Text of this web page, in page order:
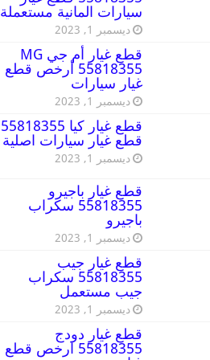
سيارات المانية مستعملة
ديسمبر 1, 2023
قطع غيار أم جي MG
55818355 أرخص قطع
غيار سيارات
ديسمبر 1, 2023
قطع غيار كيا 55818355
قطع غيار سيارات اصلية
ديسمبر 1, 2023
قطع غيار باجيرو
55818355 سكراب
باجيرو
ديسمبر 1, 2023
قطع غيار جيب
55818355 سكراب
جيب مستعمل
ديسمبر 1, 2023
قطع غيار دودج
55818355 ارخص قطع